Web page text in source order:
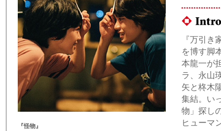
『怪物』
『万引
を博す脚
本龍一が
ラ、永山
矢と柊木
集結。い
物」探し
ヒューマ